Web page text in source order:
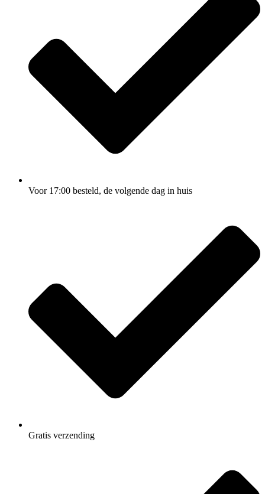
Voor 17:00 besteld, de volgende dag in huis
Gratis verzending